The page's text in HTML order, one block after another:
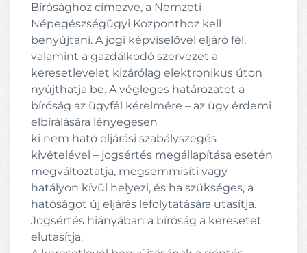
Bírósághoz címezve, a Nemzeti
Népegészségügyi Központhoz kell
benyújtani. A jogi képviselővel eljáró fél,
valamint a gazdálkodó szervezet a
keresetlevelet kizárólag elektronikus úton
nyújthatja be. A végleges határozatot a
bíróság az ügyfél kérelmére – az ügy érdemi
elbírálására lényegesen
ki nem ható eljárási szabályszegés
kivételével – jogsértés megállapítása esetén
megváltoztatja, megsemmisíti vagy
hatályon kívül helyezi, és ha szükséges, a
hatóságot új eljárás lefolytatására utasítja.
Jogsértés hiányában a bíróság a keresetet
elutasítja.